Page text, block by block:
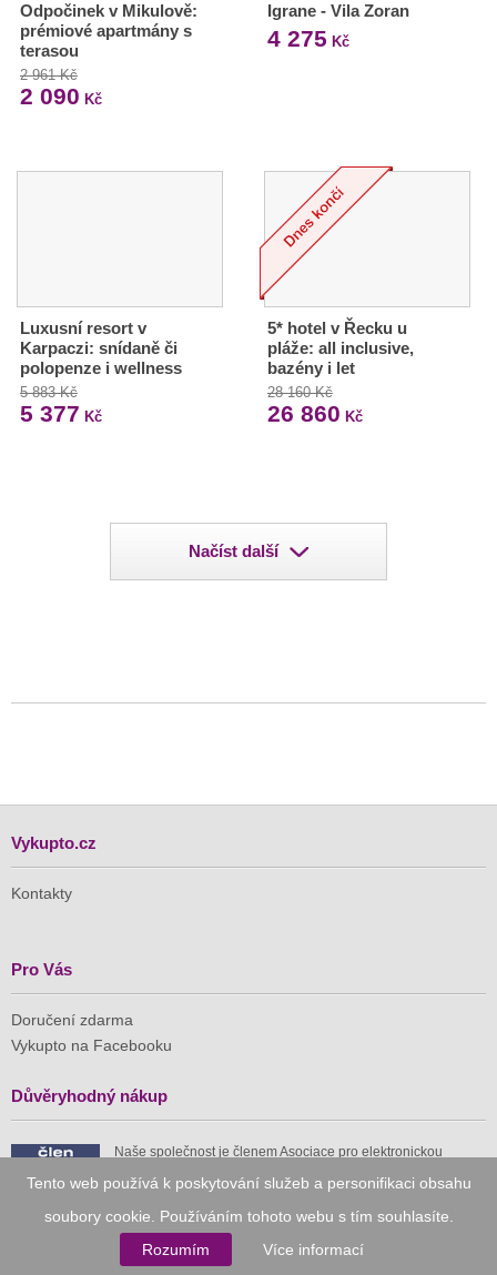
Tento web používá k poskytování služeb a personifikaci obsahu
soubory cookie. Používáním tohoto webu s tím souhlasíte.
Rozumím
Více informací
Odpočinek v Mikulově:
prémiové apartmány s
terasou
2 961 Kč
2 090 Kč
Igrane - Vila Zoran
4 275 Kč
Luxusní resort v
Karpaczi: snídaně či
polopenze i wellness
5 883 Kč
5 377 Kč
5* hotel v Řecku u
pláže: all inclusive,
bazény i let
28 160 Kč
26 860 Kč
Načíst další
Vykupto.cz
Kontakty
Pro Vás
Doručení zdarma
Vykupto na Facebooku
Důvěryhodný nákup
Naše společnost je členem Asociace pro elektronickou